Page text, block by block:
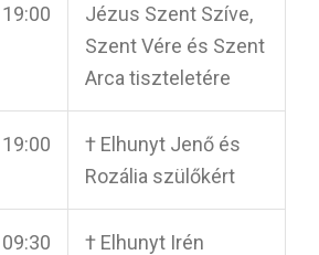
19:00
Jézus Szent Szíve,
Szent Vére és Szent
Arca tiszteletére
19:00
† Elhunyt Jenő és
Rozália szülőkért
09:30
† Elhunyt Irén